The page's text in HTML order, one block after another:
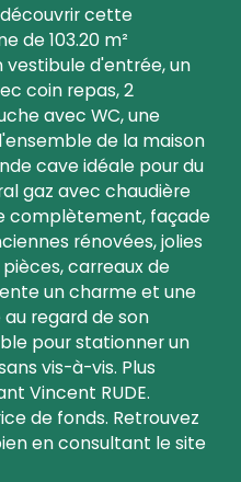
découvrir cette
de 103.20 m²
d'entrée, un
coin repas, 2
avec WC, une
de la maison
cave idéale pour du
gaz avec chaudière
complètement, façade
rénovées, jolies
carreaux de
un charme et une
regard de son
pour stationner un
vis-à-vis. Plus
Vincent RUDE.
de fonds. Retrouvez
en consultant le site